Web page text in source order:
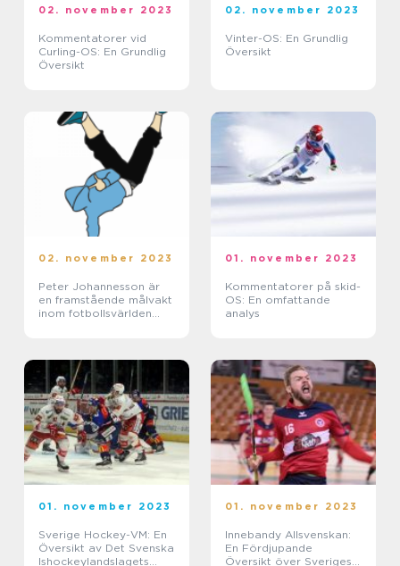
02. november 2023
Kommentatorer vid
Curling-OS: En Grundlig
Översikt
02. november 2023
Vinter-OS: En Grundlig
Översikt
02. november 2023
Peter Johannesson är
en framstående målvakt
inom fotbollsvärlden
01. november 2023
Kommentatorer på skid-
OS: En omfattande
analys
01. november 2023
Sverige Hockey-VM: En
Översikt av Det Svenska
Ishockeylandslagets
01. november 2023
Innebandy Allsvenskan:
En Fördjupande
Översikt över Sveriges